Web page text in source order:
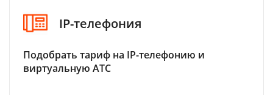
IP-телефония
Подобрать тариф на IP-телефонию и
виртуальную АТС